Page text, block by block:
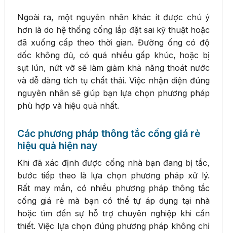
Ngoài ra, một nguyên nhân khác ít được chú ý
hơn là do hệ thống cống lắp đặt sai kỹ thuật hoặc
đã xuống cấp theo thời gian. Đường ống có độ
dốc không đủ, có quá nhiều gấp khúc, hoặc bị
sụt lún, nứt vỡ sẽ làm giảm khả năng thoát nước
và dễ dàng tích tụ chất thải. Việc nhận diện đúng
nguyên nhân sẽ giúp bạn lựa chọn phương pháp
phù hợp và hiệu quả nhất.
Các phương pháp thông tắc cống giá rẻ
hiệu quả hiện nay
Khi đã xác định được cống nhà bạn đang bị tắc,
bước tiếp theo là lựa chọn phương pháp xử lý.
Rất may mắn, có nhiều phương pháp thông tắc
cống giá rẻ mà bạn có thể tự áp dụng tại nhà
hoặc tìm đến sự hỗ trợ chuyên nghiệp khi cần
thiết. Việc lựa chọn đúng phương pháp không chỉ